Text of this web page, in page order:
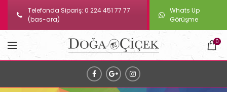
Telefonda Sipariş: 0 224 451 77 77
(bas-ara)
Whats Up
Görüşme
0